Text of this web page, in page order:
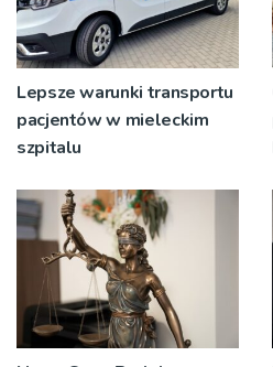
Lepsze warunki transportu
pacjentów w mieleckim
szpitalu